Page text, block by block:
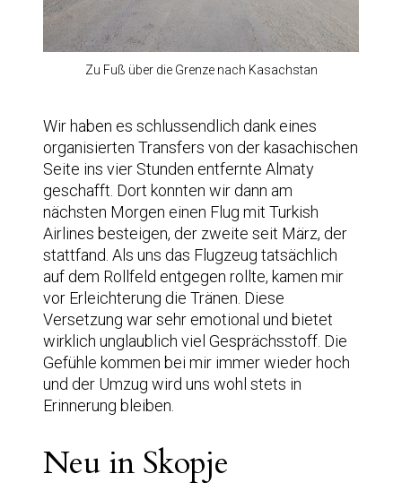
Zu Fuß über die Grenze nach Kasachstan
Wir haben es schlussendlich dank eines
organisierten Transfers von der kasachischen
Seite ins vier Stunden entfernte Almaty
geschafft. Dort konnten wir dann am
nächsten Morgen einen Flug mit Turkish
Airlines besteigen, der zweite seit März, der
stattfand. Als uns das Flugzeug tatsächlich
auf dem Rollfeld entgegen rollte, kamen mir
vor Erleichterung die Tränen. Diese
Versetzung war sehr emotional und bietet
wirklich unglaublich viel Gesprächsstoff. Die
Gefühle kommen bei mir immer wieder hoch
und der Umzug wird uns wohl stets in
Erinnerung bleiben.
Neu in Skopje